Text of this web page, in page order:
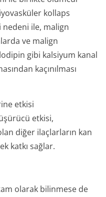
kollaps
ile, malign
ve malign
gibi kalsiyum kanal
kaçınılması
etkisi
etkisi,
diğer ilaçlarların kan
katkı sağlar.
olarak bilinmese de